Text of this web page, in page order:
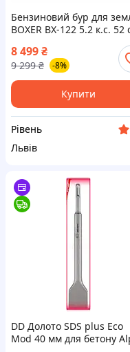
Бензиновий бур для
BOXER BX-122 5.2 к.с. 52
з 3 свердлами 150-250
бур для встановлення
стовпів бензобур з
свердлами
8 499₴
9 299 ₴ -8%
Купити
Рівень
Львів
DD Долото SDS plus Eco
Mod 40 мм для бетону